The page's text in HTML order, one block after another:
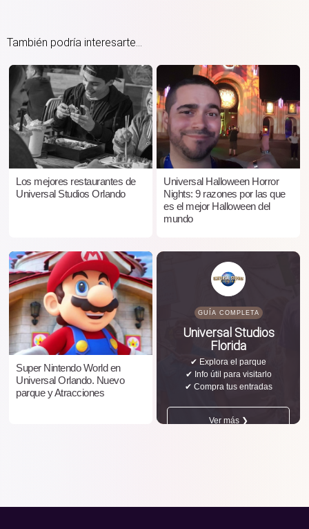
También podría interesarte...
Los mejores restaurantes de
Universal Studios Orlando
Universal Halloween Horror
Nights: 9 razones por las que
es el mejor Halloween del
mundo
Super Nintendo World en
Universal Orlando. Nuevo
parque y Atracciones
GUÍA COMPLETA
Universal Studios
Florida
✔ Explora el parque
✔ Info útil para visitarlo
✔ Compra tus entradas
Ver más ❯